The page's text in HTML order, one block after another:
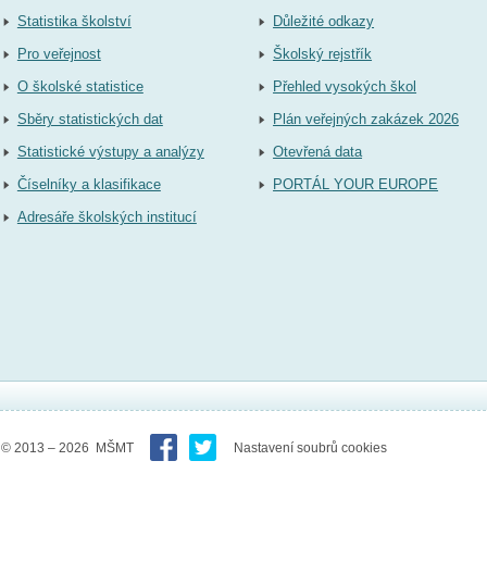
Statistika školství
Pro veřejnost
O školské statistice
Sběry statistických dat
Statistické výstupy a analýzy
Číselníky a klasifikace
Adresáře školských institucí
Důležité odkazy
Školský rejstřík
Přehled vysokých škol
Plán veřejných zakázek 2026
Otevřená data
PORTÁL YOUR EUROPE
© 2013 – 2026 MŠMT Nastavení soubrů cookies